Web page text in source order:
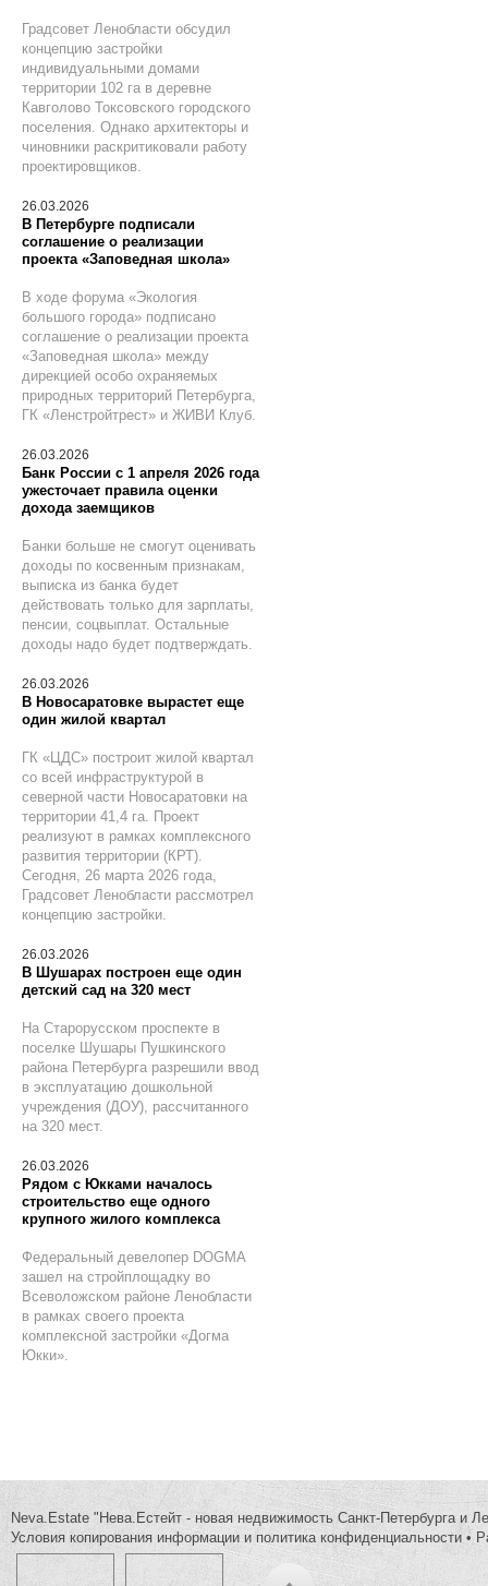
Градсовет Ленобласти обсудил
концепцию застройки
индивидуальными домами
территории 102 га в деревне
Кавголово Токсовского городского
поселения. Однако архитекторы и
чиновники раскритиковали работу
проектировщиков.
26.03.2026
В Петербурге подписали
соглашение о реализации
проекта «Заповедная школа»
В ходе форума «Экология
большого города» подписано
соглашение о реализации проекта
«Заповедная школа» между
дирекцией особо охраняемых
природных территорий Петербурга,
ГК «Ленстройтрест» и ЖИВИ Клуб.
26.03.2026
Банк России с 1 апреля 2026 года
ужесточает правила оценки
дохода заемщиков
Банки больше не смогут оценивать
доходы по косвенным признакам,
выписка из банка будет
действовать только для зарплаты,
пенсии, соцвыплат. Остальные
доходы надо будет подтверждать.
26.03.2026
В Новосаратовке вырастет еще
один жилой квартал
ГК «ЦДС» построит жилой квартал
со всей инфраструктурой в
северной части Новосаратовки на
территории 41,4 га. Проект
реализуют в рамках комплексного
развития территории (КРТ).
Сегодня, 26 марта 2026 года,
Градсовет Ленобласти рассмотрел
концепцию застройки.
26.03.2026
В Шушарах построен еще один
детский сад на 320 мест
На Старорусском проспекте в
поселке Шушары Пушкинского
района Петербурга разрешили ввод
в эксплуатацию дошкольной
учреждения (ДОУ), рассчитанного
на 320 мест.
26.03.2026
Рядом с Юкками началось
строительство еще одного
крупного жилого комплекса
Федеральный девелопер DOGMA
зашел на стройплощадку во
Всеволожском районе Ленобласти
в рамках своего проекта
комплексной застройки «Догма
Юкки».
Neva.Estate "Нева.Естейт - новая недвижимость Санкт-Петербурга и
Условия копирования информации и политика конфиденциальности •